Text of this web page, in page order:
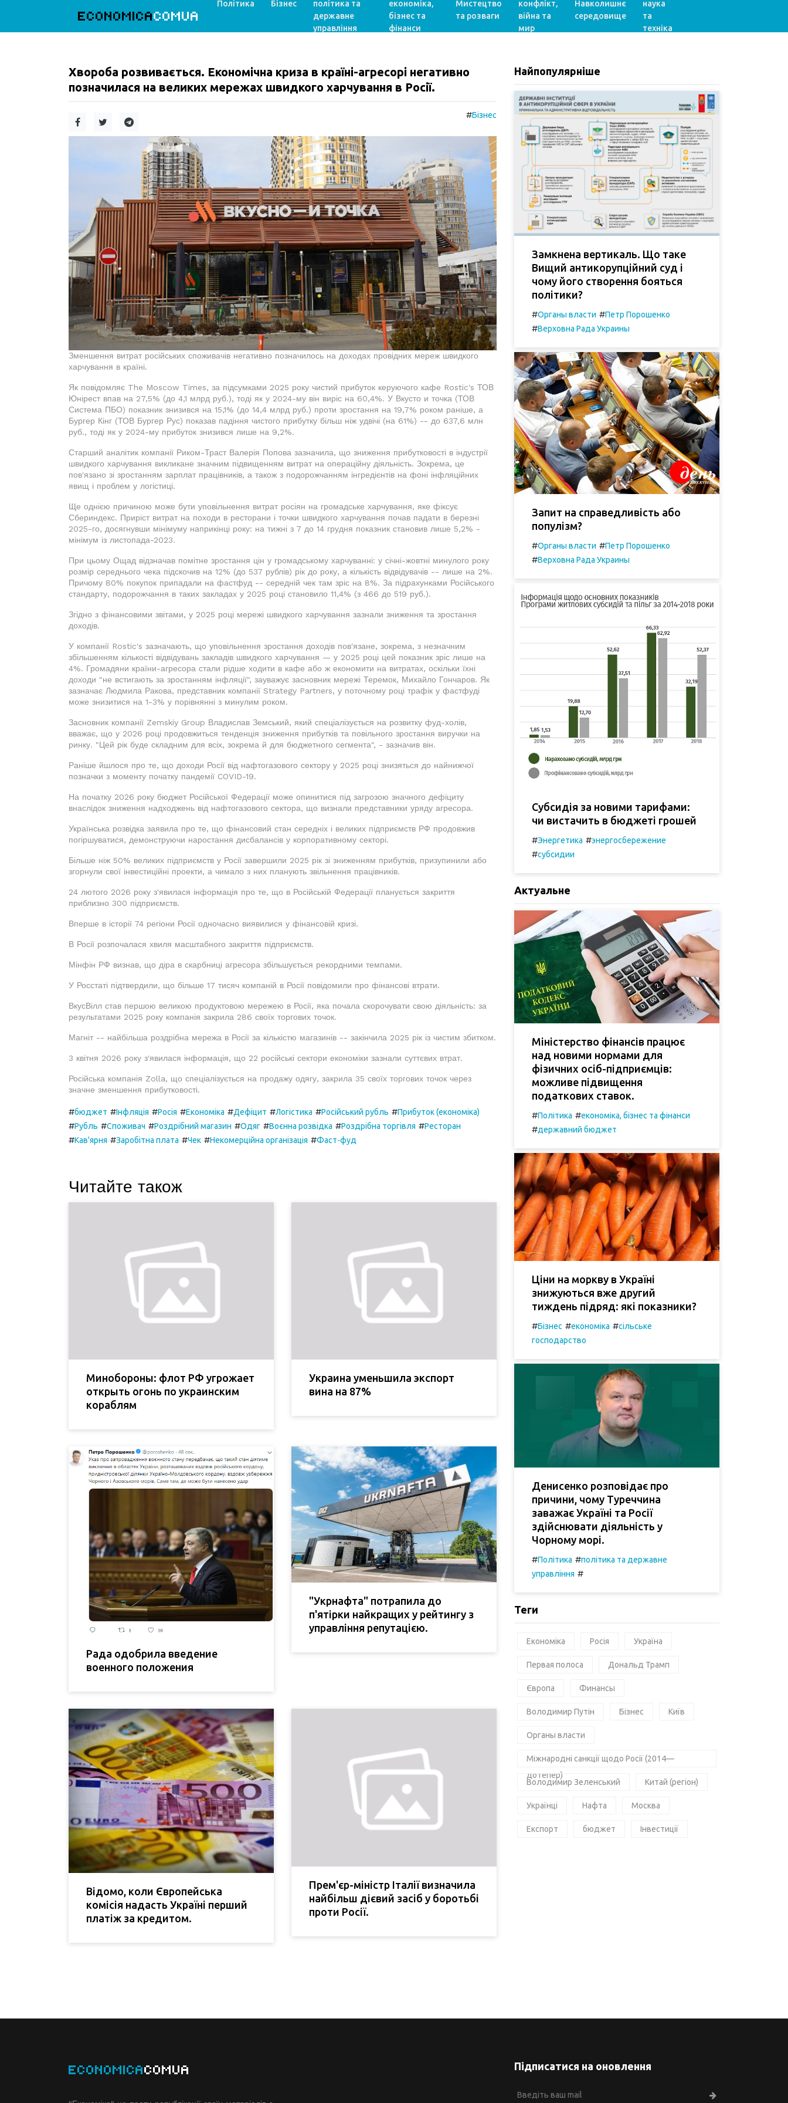
ECONOMICACOMUA
Політика Бізнес
політика та
державне
управління
економіка,
бізнес та
фінанси
Мистецтво
та розваги
конфлікт,
війна та
мир
Навколишнє
середовище
наука
та
техніка
Хвороба розвивається. Економічна криза в країні-агресорі негативно
позначилася на великих мережах швидкого харчування в Росії.
#Бізнес
Зменшення витрат російських споживачів негативно позначилось на доходах провідних мереж швидкого
харчування в країні.
Як повідомляє The Moscow Times, за підсумками 2025 року чистий прибуток керуючого кафе Rostic's ТОВ
Юнірест впав на 27,5% (до 4,1 млрд руб.), тоді як у 2024-му він виріс на 60,4%. У Вкусто и точка (ТОВ
Система ПБО) показник знизився на 15,1% (до 14,4 млрд руб.) проти зростання на 19,7% роком раніше, а
Бургер Кінг (ТОВ Бургер Рус) показав падіння чистого прибутку більш ніж удвічі (на 61%) -- до 637,6 млн
руб., тоді як у 2024-му прибуток знизився лише на 9,2%.
Старший аналітик компанії Риком-Траст Валерія Попова зазначила, що зниження прибутковості в індустрії
швидкого харчування викликане значним підвищенням витрат на операційну діяльність. Зокрема, це
пов'язано зі зростанням зарплат працівників, а також з подорожчанням інгредієнтів на фоні інфляційних
явищ і проблем у логістиці.
Ще однією причиною може бути уповільнення витрат росіян на громадське харчування, яке фіксує
Сбериндекс. Приріст витрат на походи в ресторани і точки швидкого харчування почав падати в березні
2025-го, досягнувши мінімуму наприкінці року: на тижні з 7 до 14 грудня показник становив лише 5,2% -
мінімум із листопада-2023.
При цьому Ощад відзначав помітне зростання цін у громадському харчуванні: у січні-жовтні минулого року
розмір середнього чека підскочив на 12% (до 537 рублів) рік до року, а кількість відвідувачів -- лише на 2%.
Причому 80% покупок припадали на фастфуд -- середній чек там зріс на 8%. За підрахунками Російського
стандарту, подорожчання в таких закладах у 2025 році становило 11,4% (з 466 до 519 руб.).
Згідно з фінансовими звітами, у 2025 році мережі швидкого харчування зазнали зниження та зростання
доходів.
У компанії Rostic's зазначають, що уповільнення зростання доходів пов'язане, зокрема, з незначним
збільшенням кількості відвідувань закладів швидкого харчування — у 2025 році цей показник зріс лише на
4%. Громадяни країни-агресора стали рідше ходити в кафе або ж економити на витратах, оскільки їхні
доходи "не встигають за зростанням інфляції", зауважує засновник мережі Теремок, Михайло Гончаров. Як
зазначає Людмила Ракова, представник компанії Strategy Partners, у поточному році трафік у фастфуді
може знизитися на 1-3% у порівнянні з минулим роком.
Засновник компанії Zemskiy Group Владислав Земський, який спеціалізується на розвитку фуд-холів,
вважає, що у 2026 році продовжиться тенденція зниження прибутків та повільного зростання виручки на
ринку. "Цей рік буде складним для всіх, зокрема й для бюджетного сегмента", - зазначив він.
Раніше йшлося про те, що доходи Росії від нафтогазового сектору у 2025 році знизяться до найнижчої
позначки з моменту початку пандемії COVID-19.
На початку 2026 року бюджет Російської Федерації може опинитися під загрозою значного дефіциту
внаслідок зниження надходжень від нафтогазового сектора, що визнали представники уряду агресора.
Українська розвідка заявила про те, що фінансовий стан середніх і великих підприємств РФ продовжив
погіршуватися, демонструючи наростання дисбалансів у корпоративному секторі.
Більше ніж 50% великих підприємств у Росії завершили 2025 рік зі зниженням прибутків, призупинили або
згорнули свої інвестиційні проекти, а чимало з них планують звільнення працівників.
24 лютого 2026 року з'явилася інформація про те, що в Російській Федерації планується закриття
приблизно 300 підприємств.
Вперше в історії 74 регіони Росії одночасно виявилися у фінансовій кризі.
В Росії розпочалася хвиля масштабного закриття підприємств.
Мінфін РФ визнав, що діра в скарбниці агресора збільшується рекордними темпами.
У Росстаті підтвердили, що більше 17 тисяч компаній в Росії повідомили про фінансові втрати.
ВкусВілл став першою великою продуктовою мережею в Росії, яка почала скорочувати свою діяльність: за
результатами 2025 року компанія закрила 286 своїх торгових точок.
Магніт -- найбільша роздрібна мережа в Росії за кількістю магазинів -- закінчила 2025 рік із чистим збитком.
3 квітня 2026 року з'явилася інформація, що 22 російські сектори економіки зазнали суттєвих втрат.
Російська компанія Zolla, що спеціалізується на продажу одягу, закрила 35 своїх торгових точок через
значне зменшення прибутковості.
#бюджет #Інфляція #Росія #Економіка #Дефіцит #Логістика #Російський рубль #Прибуток (економіка)
#Рубль #Споживач #Роздрібний магазин #Одяг #Воєнна розвідка #Роздрібна торгівля #Ресторан
#Кав'ярня #Заробітна плата #Чек #Некомерційна організація #Фаст-фуд
Читайте також
Минобороны: флот РФ угрожает
открыть огонь по украинским
кораблям
Украина уменьшила экспорт
вина на 87%
Рада одобрила введение
военного положения
"Укрнафта" потрапила до
п'ятірки найкращих у рейтингу з
управління репутацією.
Відомо, коли Європейська
комісія надасть Україні перший
платіж за кредитом.
Прем'єр-міністр Італії визначила
найбільш дієвий засіб у боротьбі
проти Росії.
Найпопулярніше
Замкнена вертикаль. Що таке
Вищий антикорупційний суд і
чому його створення бояться
політики?
#Органы власти #Петр Порошенко
#Верховна Рада Украины
Запит на справедливість або
популізм?
#Органы власти #Петр Порошенко
#Верховна Рада Украины
Субсидія за новими тарифами:
чи вистачить в бюджеті грошей
#Энергетика #энергосбережение
#субсидии
Актуальне
Міністерство фінансів працює
над новими нормами для
фізичних осіб-підприємців:
можливе підвищення
податкових ставок.
#Політика #економіка, бізнес та фінанси
#державний бюджет
Ціни на моркву в Україні
знижуються вже другий
тиждень підряд: які показники?
#Бізнес #економіка #сільське
господарство
Денисенко розповідає про
причини, чому Туреччина
заважає Україні та Росії
здійснювати діяльність у
Чорному морі.
#Політика #політика та державне
управління #
Теги
Економіка Росія Україна
Первая полоса Дональд Трамп
Європа Финансы
Володимир Путін Бізнес Київ
Органы власти
Міжнародні санкції щодо Росії (2014—
дотепер)
Володимир Зеленський Китай (регіон)
Українці Нафта Москва
Експорт бюджет Інвестиції
ECONOMICACOMUA Підписатися на оновлення